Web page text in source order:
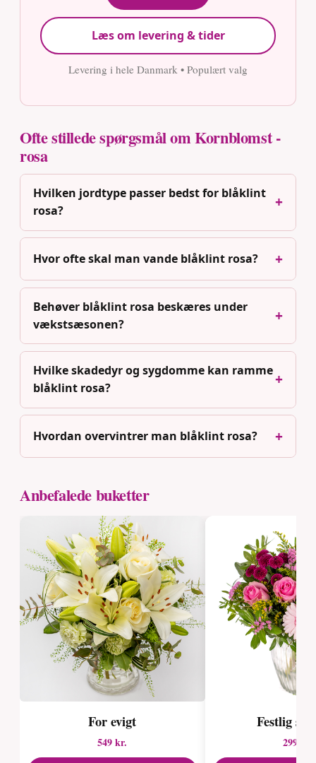
Læs om levering & tider
Levering i hele Danmark • Populært valg
Ofte stillede spørgsmål om Kornblomst -
rosa
Hvilken jordtype passer bedst for blåklint
rosa?
Hvor ofte skal man vande blåklint rosa?
Behøver blåklint rosa beskæres under
vækstsæsonen?
Hvilke skadedyr og sygdomme kan ramme
blåklint rosa?
Hvordan overvintrer man blåklint rosa?
Anbefalede buketter
For evigt
549 kr.
Festlig
299 kr.